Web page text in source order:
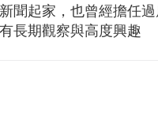
聞起家，也曾經擔任
長期觀察與高度興趣